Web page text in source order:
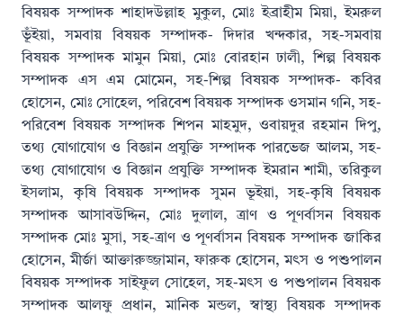
বিষয়ক সম্পাদক শাহাদউল্লাহ মুকুল, মোঃ ইব্রাহীম মিয়া, ইমরুল
ভূঁইয়া, সমবায় বিষয়ক সম্পাদক- দিদার খন্দকার, সহ-সমবায়
বিষয়ক সম্পাদক মামুন মিয়া, মোঃ বোরহান ঢালী, শিল্প বিষয়ক
সম্পাদক এস এম মোমেন, সহ-শিল্প বিষয়ক সম্পাদক- কবির
হোসেন, মোঃ সোহেল, পরিবেশ বিষয়ক সম্পাদক ওসমান গনি, সহ-
পরিবেশ বিষয়ক সম্পাদক শিপন মাহমুদ, ওবায়দুর রহমান দিপু,
তথ্য যোগাযোগ ও বিজ্ঞান প্রযুক্তি সম্পাদক পারভেজ আলম, সহ-
তথ্য যোগাযোগ ও বিজ্ঞান প্রযুক্তি সম্পাদক ইমরান শামী, তরিকুল
ইসলাম, কৃষি বিষয়ক সম্পাদক সুমন ভূইয়া, সহ-কৃষি বিষয়ক
সম্পাদক আসাবউদ্দিন, মোঃ দুলাল, ত্রাণ ও পূণর্বাসন বিষয়ক
সম্পাদক মোঃ মুসা, সহ-ত্রাণ ও পূণর্বাসন বিষয়ক সম্পাদক জাকির
হোসেন, মীর্জা আক্তারুজ্জামান, ফারুক হোসেন, মৎস ও পশুপালন
বিষয়ক সম্পাদক সাইফুল সোহেল, সহ-মৎস ও পশুপালন বিষয়ক
সম্পাদক আলফু প্রধান, মানিক মন্ডল, স্বাস্থ্য বিষয়ক সম্পাদক